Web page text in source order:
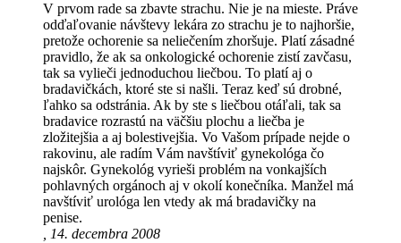
V prvom rade sa zbavte strachu. Nie je na mieste. Práve
odďaľovanie návštevy lekára zo strachu je to najhoršie,
pretože ochorenie sa neliečením zhoršuje. Platí zásadné
pravidlo, že ak sa onkologické ochorenie zistí zavčasu,
tak sa vylieči jednoduchou liečbou. To platí aj o
bradavičkách, ktoré ste si našli. Teraz keď sú drobné,
ľahko sa odstránia. Ak by ste s liečbou otáľali, tak sa
bradavice rozrastú na väčšiu plochu a liečba je
zložitejšia a aj bolestivejšia. Vo Vašom prípade nejde o
rakovinu, ale radím Vám navštíviť gynekológa čo
najskôr. Gynekológ vyrieši problém na vonkajších
pohlavných orgánoch aj v okolí konečníka. Manžel má
navštíviť urológa len vtedy ak má bradavičky na
penise.
, 14. decembra 2008